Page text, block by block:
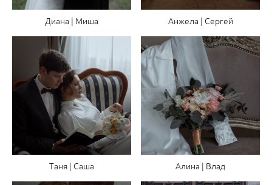
Диана | Миша Анжела | Сергей
Таня | Саша Алина | Влад